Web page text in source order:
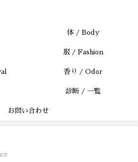
体 / Body
服 / Fashion
香り / Odor
診断 / 一覧
お問い合わせ